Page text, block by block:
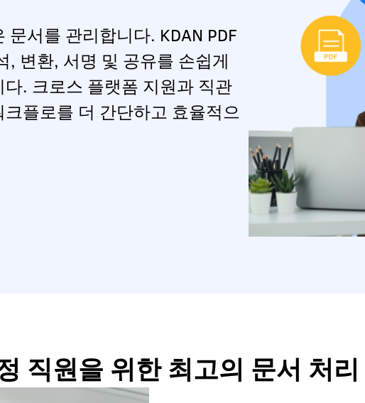
서를 관리합니다. KDAN PDF
, 변환, 서명 및 공유를 손쉽게
. 크로스 플랫폼 지원과 직관
플로를 더 간단하고 효율적으
직원을 위한 최고의 문서 처